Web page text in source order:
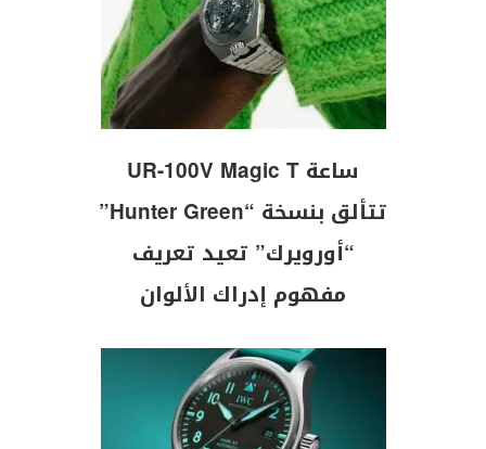
ساعة UR-100V Magic T
تتألق بنسخة “Hunter Green”
“أورويرك” تعيد تعريف
مفهوم إدراك الألوان